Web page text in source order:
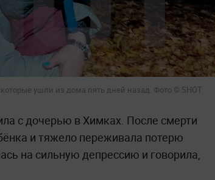
ушли из дома пять дней назад. Фото © SHOT
с дочерью в Химках. После смерти
и тяжело переживала потерю
на сильную депрессию и говорила,